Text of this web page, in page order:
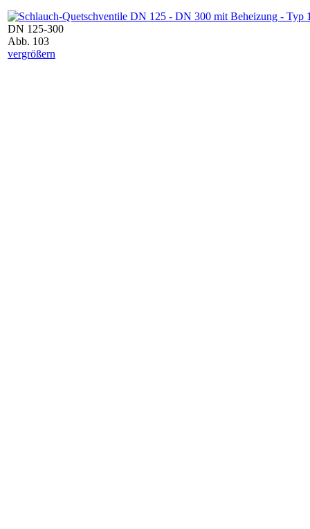
DN 125-300
Abb. 103
vergrößern